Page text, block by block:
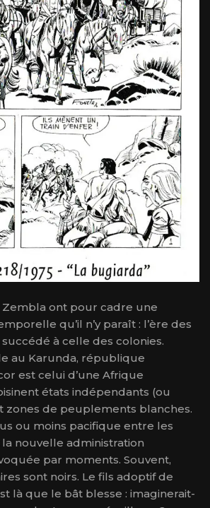
Zembla ont pour cadre une
qu’il n’y paraît : l’ère des
à celle des colonies.
au Karunda, république
est celui d’une Afrique
états indépendants (ou
zones de peuplements blanches.
ou moins pacifique entre les
nouvelle administration
par moments. Souvent,
sont noirs. Le fils adoptif de
là que le bât blesse : imaginerait-